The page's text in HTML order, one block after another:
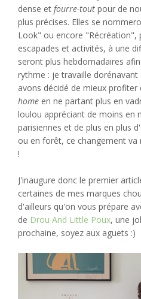
dense et fourre-tout pour de
plus précises. Elles se
Look" ou encore "Récréation",
escapades et activités, à une
seront plus hebdomadaires
rythme : je travaille
avons décidé de mieux profiter
home en ne partant plus en
loulou appréciant de moins en
parisiennes et de plus en plus
ou en forêt, ce changement va
!
J'inaugure donc le premier
certaines de mes marques
d'ailleurs qu'on vous prépare
de Drou And Little Poux, une
prochaine, soyez aux aguets :)